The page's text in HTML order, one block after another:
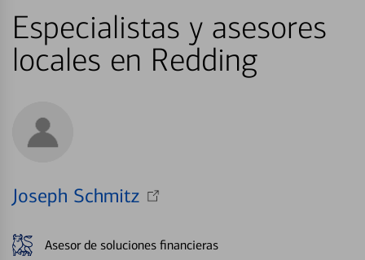
Especialistas y asesores
locales en Redding
Joseph Schmitz
Asesor de soluciones financieras